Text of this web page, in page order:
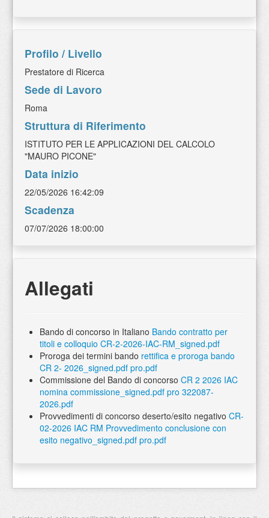
Profilo / Livello
Prestatore di Ricerca
Sede di Lavoro
Roma
Struttura di Riferimento
ISTITUTO PER LE APPLICAZIONI DEL CALCOLO
"MAURO PICONE"
Data inizio
22/05/2026 16:42:09
Scadenza
07/07/2026 18:00:00
Allegati
Bando di concorso in Italiano Bando contratto per
titoli e colloquio CR-2-2026-IAC-RM_signed.pdf
Proroga dei termini bando rettifica e proroga bando
CR 2- 2026_signed.pdf pro.pdf
Commissione del Bando di concorso CR 2 2026 IAC
nomina commissione_signed.pdf pro 322087-
2026.pdf
Provvedimenti di concorso deserto/esito negativo CR-
02-2026 IAC RM Provvedimento conclusione con
esito negativo_signed.pdf pro.pdf